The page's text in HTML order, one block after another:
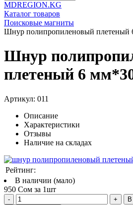
MDREGION.KG
Каталог товаров
Поисковые магниты
Шнур полипропиленовый плетеный
Шнур
плетеный 6
Артикул: 011
Описание
Характеристики
Отзывы
Наличие на складах
Рейтинг:
В наличии (мало)
950 Сом за 1шт
В